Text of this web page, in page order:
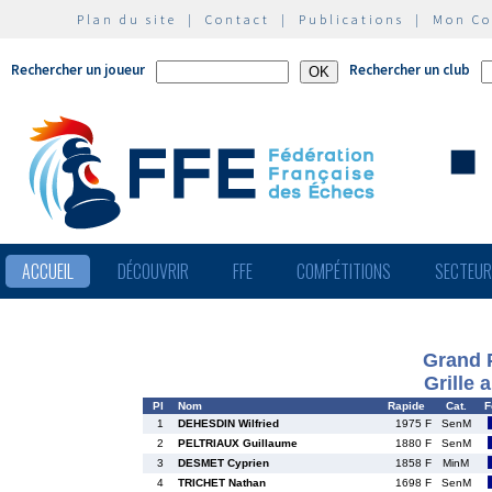
Plan du site | Contact | Publications | Mon
Rechercher un joueur Rechercher un club
ACCUEIL DÉCOUVRIR FFE COMPÉTITIONS
Grand
Grille
Pl Nom Rapide Cat.
1
DEHESDIN Wilfried 1975 F
SenM
2
PELTRIAUX Guillaume 1880 F
SenM
3
DESMET Cyprien 1858 F
MinM
4
TRICHET Nathan 1698 F SenM